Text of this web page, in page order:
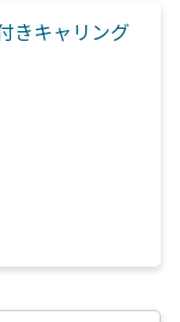
きキャリング